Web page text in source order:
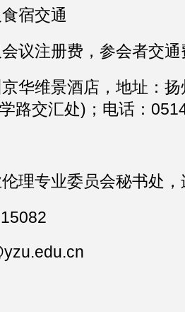
宿交通
议注册费，参会者交
华维景酒店，地址：
路交汇处)；电话：
理专业委员会秘书处，